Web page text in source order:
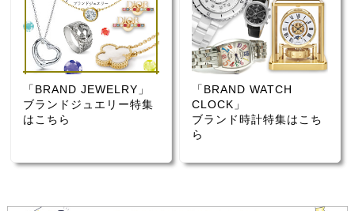
「BRAND JEWELRY」
ブランドジュエリー特集
はこちら
「BRAND WATCH
CLOCK」
ブランド時計特集はこち
ら